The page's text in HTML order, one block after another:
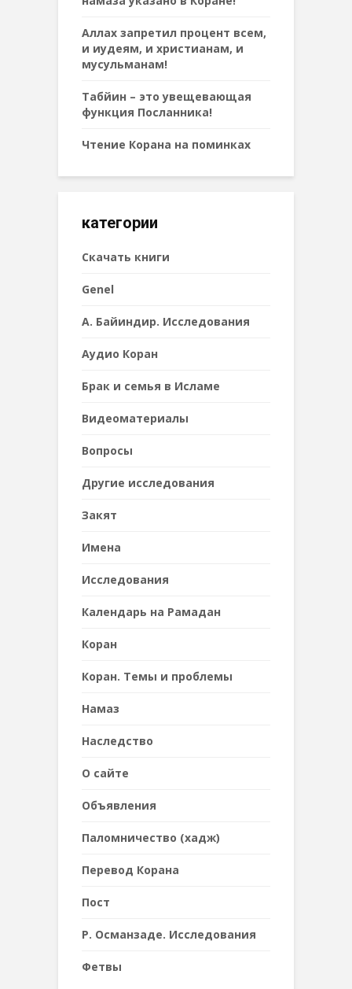
Аллах запретил процент всем,
и иудеям, и христианам, и
мусульманам!
Табйин – это увещевающая
функция Посланника!
Чтение Корана на поминках
категории
Cкачать книги
Genel
А. Байиндир. Исследования
Аудио Коран
Брак и семья в Исламе
Видеоматериалы
Вопросы
Другие исследования
Закят
Имена
Исследования
Календарь на Рамадан
Коран
Коран. Темы и проблемы
Намаз
Наследствo
О сайте
Объявления
Паломничество (хадж)
Перевод Корана
Пост
Р. Османзаде. Исследования
Фетвы